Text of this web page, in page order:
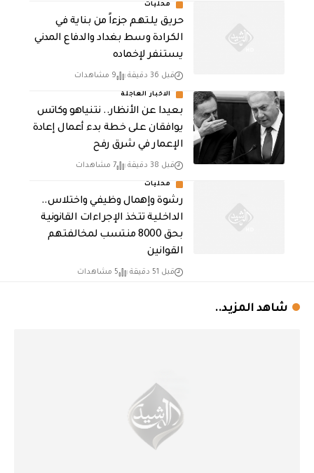
محليات
حريق يلتهم جزءاً من بناية في
الكرادة وسط بغداد والدفاع المدني
يستنفر لإخماده
قبل 36 دقيقة 9 مشاهدات
الاخبار العاجلة
بعيدا عن الأنظار.. نتنياهو وكاتس
يوافقان على خطة بدء أعمال إعادة
الإعمار في شرق رفح
قبل 38 دقيقة 7 مشاهدات
محليات
رشوة وإهمال وظيفي واختلاس..
الداخلية تتخذ الإجراءات القانونية
بحق 8000 منتسب لمخالفتهم
القوانين
قبل 51 دقيقة 5 مشاهدات
شاهد المزيد..